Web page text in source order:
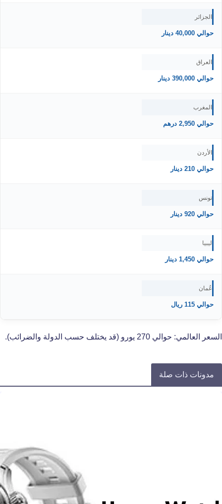
الجزائر
حوالي 40,000 دينار
العراق
حوالي 390,000 دينار
المغرب
حوالي 2,950 درهم
الأردن
حوالي 210 دينار
تونس
حوالي 920 دينار
ليبيا
حوالي 1,450 دينار
عُمان
حوالي 115 ريال
السعر العالمي: حوالي 270 يورو (قد يختلف حسب الدولة والضرائب).
مدونات ذات صلة